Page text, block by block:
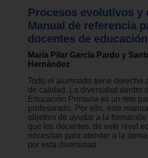
Procesos evolutivos y
Manual de referencia
docentes de
María Pilar García Pardo y
Hernández
Todo el alumnado tiene derecho
de calidad. La diversidad dentro
Educación Primaria es un reto
profesorado. Por ello, este
objetivo de ayudar a la
que los docentes, de este nivel
necesitan para atender a la
por esta diversidad.